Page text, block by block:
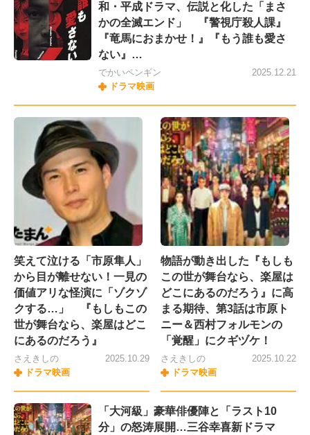
和・平成ドラマ、伝説と化した「まさ
かの全滅エンド」 『警視庁殺人課』
『竜馬におまかせ！』『もう誰も愛さ
ない』…
でかいペンギン
ドラマ映画
2025.12.21
笑えて泣ける「市原隼人」
から目が離せない！一見の
価値アリな怪演に「ゾクゾ
クする…」 『もしもこの
世が舞台なら、楽屋はどこ
にあるのだろう』
さえきしの
ドラマ映画
2025.10.29
物語が動き出した『もしも
この世が舞台なら、楽屋は
どこにあるのだろう』に高
まる期待、第3話は市原ト
ニー＆西村フォルモンの
「覚醒」にクギヅケ！
さえきしの
ドラマ映画
2025.10.22
「大河級」豪華俳優陣と「ラスト10
分」の怒涛展開…三谷幸喜新ドラマ